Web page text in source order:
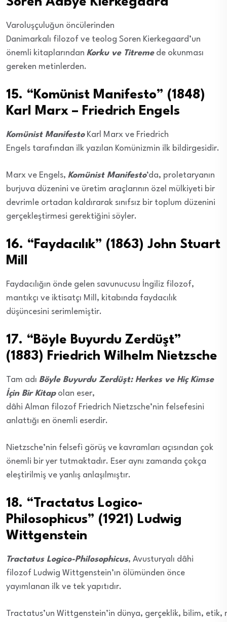
Varoluşçuluğun öncülerinden
Danimarkalı filozof ve teolog Soren Kierkegaard’un
önemli kitaplarından Korku ve Titremede okunması
gereken metinlerden.
15. “Komünist Manifesto” (1848)
Karl Marx – Friedrich Engels
Komünist ManifestoKarl Marx ve Friedrich
Engels tarafından ilk yazılan Komünizmin ilk bildirgesidir.
Marx ve Engels, Komünist Manifesto‘da, proletaryanın
burjuva düzenini ve üretim araçlarının özel mülkiyeti bir
devrimle ortadan kaldırarak sınıfsız bir toplum düzenini
gerçekleştirmesi gerektiğini söyler.
16. “Faydacılık” (1863) John Stuart
Mill
Faydacılığın önde gelen savunucusu İngiliz filozof,
mantıkçı ve iktisatçı Mill, kitabında faydacılık
düşüncesini serimlemiştir.
17. “Böyle Buyurdu Zerdüşt”
(1883) Friedrich Wilhelm Nietzsche
Tam adı Böyle Buyurdu Zerdüşt: Herkes ve Hiç Kimse
İçin Bir Kitapolan eser,
dâhi Alman filozof Friedrich Nietzsche’nin felsefesini
anlattığı en önemli eserdir.
Nietzsche’nin felsefi görüş ve kavramları açısından çok
önemli bir yer tutmaktadır. Eser aynı zamanda çokça
eleştirilmiş ve yanlış anlaşılmıştır.
18. “Tractatus Logico-
Philosophicus” (1921) Ludwig
Wittgenstein
Tractatus Logico-Philosophicus, Avusturyalı dâhi
filozof Ludwig Wittgenstein’ın ölümünden önce
yayımlanan ilk ve tek yapıtıdır.
Tractatus’un Wittgenstein’in dünya, gerçeklik, bilim, etik,